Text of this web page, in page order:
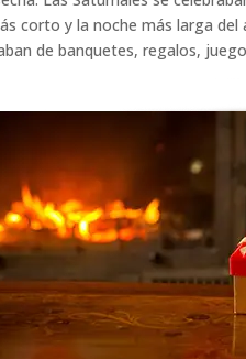
corto y la noche más larga
de banquetes, regalos,